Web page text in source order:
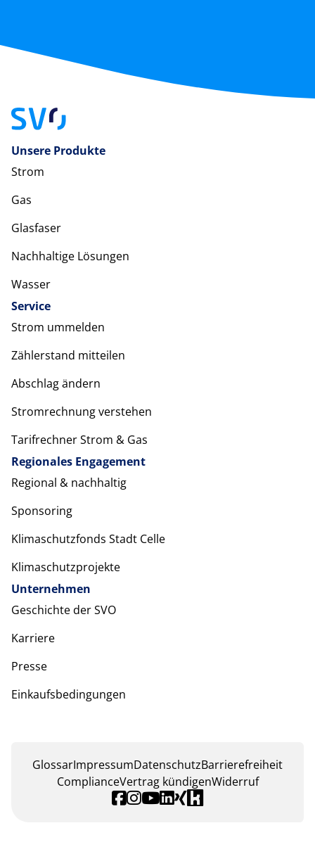
Unsere Produkte
Strom
Gas
Glasfaser
Nachhaltige Lösungen
Wasser
Service
Strom ummelden
Zählerstand mitteilen
Abschlag ändern
Stromrechnung verstehen
Tarifrechner Strom & Gas
Regionales Engagement
Regional & nachhaltig
Sponsoring
Klimaschutzfonds Stadt Celle
Klimaschutzprojekte
Unternehmen
Geschichte der SVO
Karriere
Presse
Einkaufsbedingungen
GlossarImpressumDatenschutzBarrierefreiheit
ComplianceVertrag kündigenWiderruf